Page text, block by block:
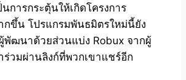
การกระตุ้นให้เกิดโครงการ
กขึ้น โปรแกรมพันธมิตรใหม่นี้ยัง
พัฒนาด้วยส่วนแบ่ง Robux จากผู้
ร่วมผ่านลิงก์ที่พวกเขาแชร์อีก